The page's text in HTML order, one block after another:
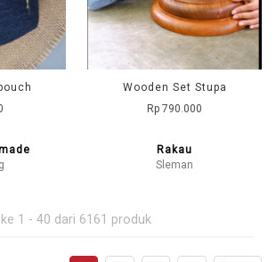
Wooden Set Stupa
Rp 790.000
Rakau
Sleman
1 - 40 dari 6161 produk